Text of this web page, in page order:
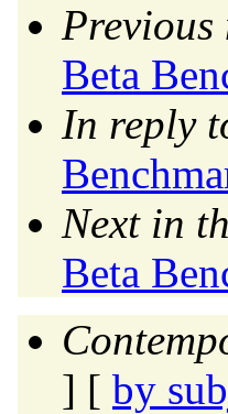
Previous
Beta
In reply
Next in
Beta
] [ by